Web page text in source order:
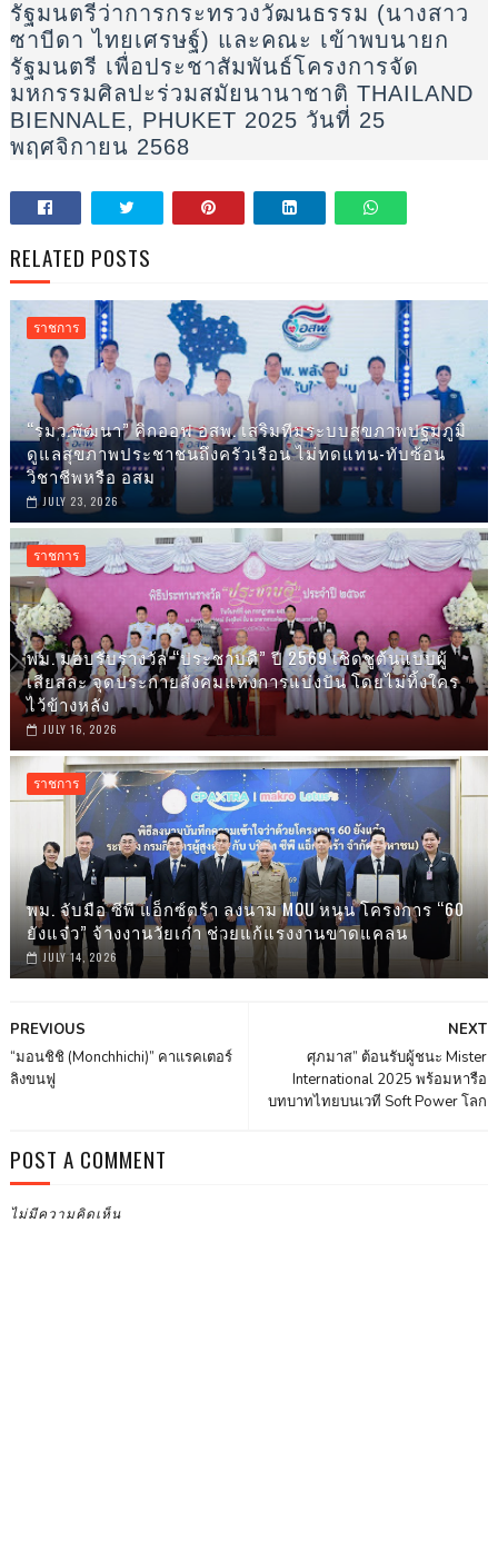
รัฐมนตรีว่าการกระทรวงวัฒนธรรม (นางสาว
ซาบีดา ไทยเศรษฐ์) และคณะ เข้าพบนายก
รัฐมนตรี เพื่อประชาสัมพันธ์โครงการจัด
มหกรรมศิลปะร่วมสมัยนานาชาติ THAILAND
BIENNALE, PHUKET 2025 วันที่ 25
พฤศจิกายน 2568
RELATED POSTS
ราชการ
“รมว.พัฒนา” คิกออฟ อสพ. เสริมทีมระบบสุขภาพปฐมภูมิ
ดูแลสุขภาพประชาชนถึงครัวเรือน ไม่ทดแทน-ทับซ้อน
วิชาชีพหรือ อสม
JULY 23, 2026
ราชการ
พม. มอบรับรางวัล “ประชาบดี” ปี 2569 เชิดชูต้นแบบผู้
เสียสละ จุดประกายสังคมแห่งการแบ่งปัน โดยไม่ทิ้งใคร
ไว้ข้างหลัง
JULY 16, 2026
ราชการ
พม. จับมือ ซีพี แอ็กซ์ตร้า ลงนาม MOU หนุน โครงการ “60
ยังแจ๋ว” จ้างงานวัยเก๋า ช่วยแก้แรงงานขาดแคลน
JULY 14, 2026
NEXT
ศุภมาส” ต้อนรับผู้ชนะ Mister
International 2025 พร้อมหารือ
บทบาทไทยบนเวที Soft Power โลก
PREVIOUS
“มอนชิชิ (Monchhichi)” คาแรคเตอร์
ลิงขนฟู
POST A COMMENT
ไม่มีความคิดเห็น